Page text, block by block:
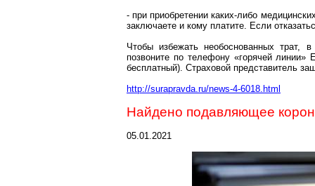
- при приобретении каких-либо
заключаете и кому платите. Если
Чтобы избежать необоснованных трат,
позвоните по телефону «горячей
бесплатный). Страховой представитель
http://surapravda.ru/news-4-6018.html
Найдено подавляющее
05.01.2021